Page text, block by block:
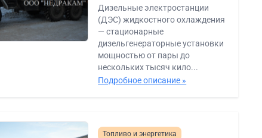
Дизельные электростанции
(ДЭС) жидкостного охлаждения
— стационарные
дизельгенераторные установки
мощностью от пары до
нескольких тысяч кило...
Подробное описание »
Топливо и энергетика